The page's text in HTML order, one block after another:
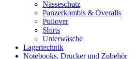
Nässeschutz
Panzerkombis & Overalls
Pullover
Shirts
Unterwäsche
Lagertechnik
Notebooks, Drucker und Zubehör